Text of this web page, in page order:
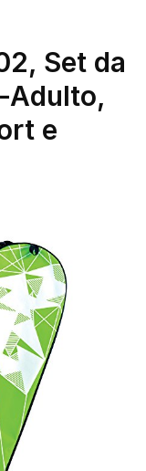
Set da
Adulto,
e